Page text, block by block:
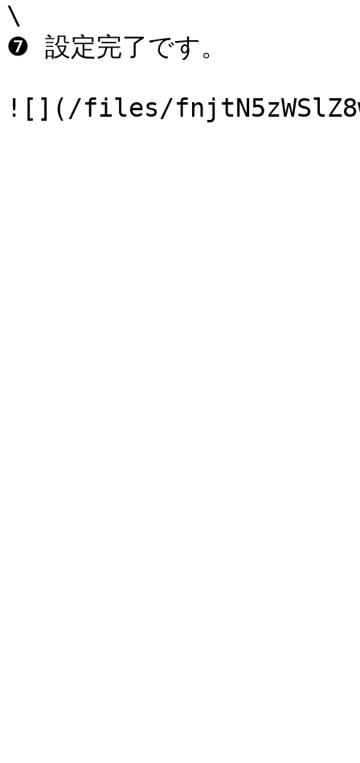
\
❼ 設定完了です。